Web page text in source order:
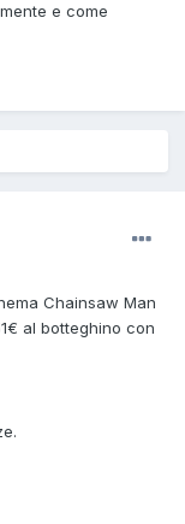
e come
Chainsaw Man
al botteghino con